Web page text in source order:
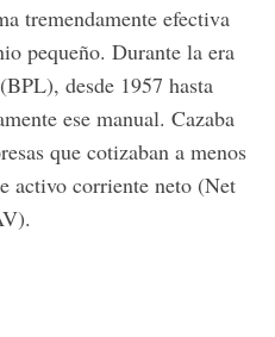
tremendamente efectiva
pequeño. Durante la era
desde 1957 hasta
ese manual. Cazaba
que cotizaban a menos
activo corriente neto (Net